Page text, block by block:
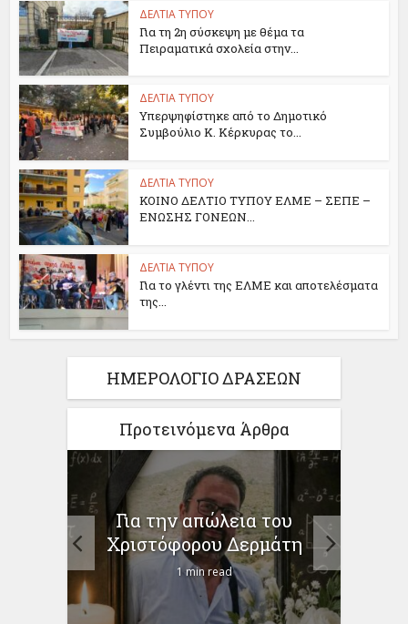
ΔΕΛΤΙΑ ΤΥΠΟΥ
Για τη 2η σύσκεψη με θέμα τα
Πειραματικά σχολεία στην...
ΔΕΛΤΙΑ ΤΥΠΟΥ
Υπερψηφίστηκε από το Δημοτικό
Συμβούλιο Κ. Κέρκυρας το...
ΔΕΛΤΙΑ ΤΥΠΟΥ
ΚΟΙΝΟ ΔΕΛΤΙΟ ΤΥΠΟΥ ΕΛΜΕ – ΣΕΠΕ –
ΕΝΩΣΗΣ ΓΟΝΕΩΝ...
ΔΕΛΤΙΑ ΤΥΠΟΥ
Για το γλέντι της ΕΛΜΕ και αποτελέσματα
της...
ΗΜΕΡΟΛΟΓΙΟ ΔΡΑΣΕΩΝ
Προτεινόμενα Άρθρα
Για την απώλεια του
Χριστόφορου Δερμάτη
1 min read